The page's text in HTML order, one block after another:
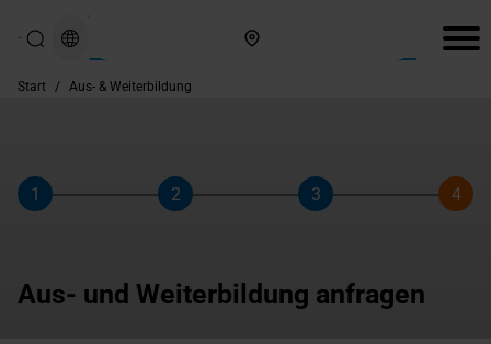
Start / Aus- & Weiterbildung
Schritt
1
Schritt
2
Schritt
3 4
Aus- und Weiterbildung anfragen